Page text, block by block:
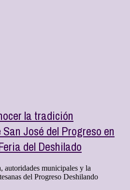
la tradición
José del Progreso en
del Deshilado
autoridades municipales y la
del Progreso Deshilando